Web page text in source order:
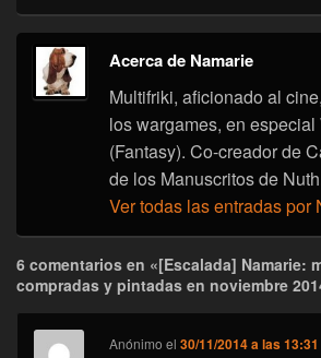
Acerca de Namarie
Multifriki, aficionado al
los wargames, en especial
(Fantasy). Co-creador de
de los Manuscritos de
Ver todas las entradas por
6 comentarios en «[Escalada] Namarie:
compradas y pintadas en noviembre
Anónimo el30/11/2014 a las 13:31